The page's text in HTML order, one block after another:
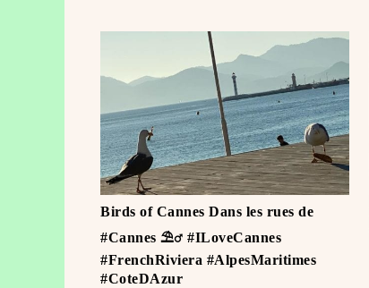
Birds of Cannes Dans les rues de
#Cannes ️⛱‍♂️ #ILoveCannes ️
#FrenchRiviera #AlpesMaritimes
#CoteDAzur